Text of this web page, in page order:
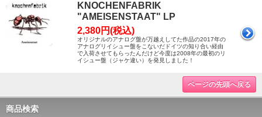
KNOCHENFABRIK
"AMEISENSTAAT" LP
2,380円(税込)
オリジナルのアナログ盤が万越えしてた作品の2017年の
アナログリイシュー盤をこないだドイツの知り合い経由
で入荷させてもらったんだけど今度は2008年の最初のリ
イシュー盤（ジャケ違い）を発見しました！
ページの先頭へ戻る
商品検索